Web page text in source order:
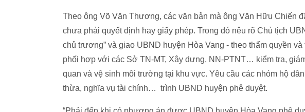
Theo ông Võ Văn Thương, các văn bản mà ông Văn Hữu Chiến
chưa phải quyết định hay giấy phép. Trong đó nêu rõ Chủ tịch
chủ trương” và giao UBND huyện Hòa Vang - theo thẩm quyền
phối hợp với các Sở TN-MT, Xây dựng, NN-PTNT… kiểm tra,
quan và vệ sinh môi trường tại khu vực. Yêu cầu các nhóm hộ
thừa, nghĩa vụ tài chính… trình UBND huyện phê duyệt.